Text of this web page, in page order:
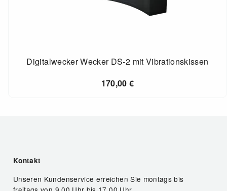
Digitalwecker Wecker DS-2 mit Vibrationskissen
170,00€
Kontakt
Unseren Kundenservice erreichen Sie montags bis